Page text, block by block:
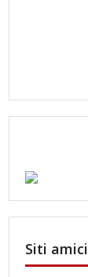
Siti amici